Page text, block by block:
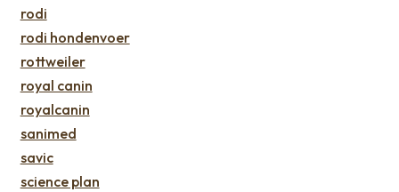
rodi
rodi hondenvoer
rottweiler
royal canin
royalcanin
sanimed
savic
science plan